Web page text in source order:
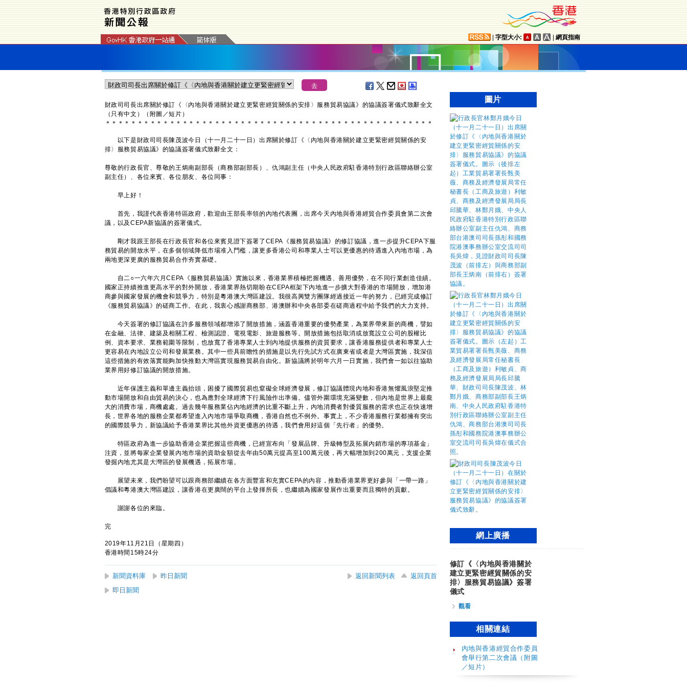
字型大小: 網頁指南
財政司司長出席關於修訂《〈內地與香港關於建立更緊密經貿關係的安排〉服務貿易協議》的協議簽署儀式致辭全文
（只有中文）（附圖／短片）
＊ ＊ ＊ ＊ ＊ ＊ ＊ ＊ ＊ ＊ ＊ ＊ ＊ ＊ ＊ ＊ ＊ ＊ ＊ ＊ ＊ ＊ ＊ ＊ ＊ ＊ ＊ ＊ ＊ ＊ ＊ ＊ ＊ ＊ ＊ ＊ ＊ ＊ ＊ ＊ ＊ ＊ ＊ ＊ ＊ ＊ ＊ ＊ ＊ ＊ ＊
以下是財政司司長陳茂波今日（十一月二十一日）出席關於修訂《〈內地與香港關於建立更緊密經貿關係的安
排〉服務貿易協議》的協議簽署儀式致辭全文：
尊敬的行政長官、尊敬的王炳南副部長（商務部副部長）、仇鴻副主任（中央人民政府駐香港特別行政區聯絡辦公室
副主任）、各位來賓、各位朋友、各位同事：
早上好！
首先，我謹代表香港特區政府，歡迎由王部長率領的內地代表團，出席今天內地與香港經貿合作委員會第二次會
議，以及CEPA新協議的簽署儀式。
剛才我跟王部長在行政長官和各位來賓見證下簽署了CEPA《服務貿易協議》的修訂協議，進一步提升CEPA下服
務貿易的開放水平，在多個領域降低市場准入門檻，讓更多香港公司和專業人士可以更優惠的待遇進入內地市場，為
兩地更深更廣的服務貿易合作夯實基礎。
自二○一六年六月CEPA《服務貿易協議》實施以來，香港業界積極把握機遇、善用優勢，在不同行業創造佳績。
國家正持續推進更高水平的對外開放，香港業界熱切期盼在CEPA框架下內地進一步擴大對香港的市場開放，增加港
商參與國家發展的機會和競爭力，特別是粵港澳大灣區建設。我很高興雙方團隊經過接近一年的努力，已經完成修訂
《服務貿易協議》的磋商工作。在此，我衷心感謝商務部、港澳辦和中央各部委在磋商過程中給予我們的大力支持。
今天簽署的修訂協議在許多服務領域都增添了開放措施，涵蓋香港重要的優勢產業，為業界帶來新的商機，譬如
在金融、法律、建築及相關工程、檢測認證、電視電影、旅遊服務等。開放措施包括取消或放寬設立公司的股權比
例、資本要求、業務範圍等限制，也放寬了香港專業人士到內地提供服務的資質要求，讓香港服務提供者和專業人士
更容易在內地設立公司和發展業務。其中一些具前瞻性的措施是以先行先試方式在廣東省或者是大灣區實施，我深信
這些措施的有效落實能夠加快推動大灣區實現服務貿易自由化。新協議將於明年六月一日實施，我們會一如以往協助
業界用好修訂協議的開放措施。
近年保護主義和單邊主義抬頭，困擾了國際貿易也窒礙全球經濟發展，修訂協議體現內地和香港無懼風浪堅定推
動市場開放和自由貿易的決心，也為應對全球經濟下行風險作出準備。儘管外圍環境充滿變數，但內地是世界上最龐
大的消費市場，商機處處。過去幾年服務業佔內地經濟的比重不斷上升，內地消費者對優質服務的需求也正在快速增
長，世界各地的服務企業都希望進入內地市場爭取商機，香港自然也不例外。事實上，不少香港服務行業都擁有突出
的國際競爭力，新協議給予香港業界比其他外資更優惠的待遇，我們會用好這個「先行者」的優勢。
特區政府為進一步協助香港企業把握這些商機，已經宣布向「發展品牌、升級轉型及拓展內銷市場的專項基金」
注資，並將每家企業發展內地市場的資助金額從去年由50萬元提高至100萬元後，再大幅增加到200萬元，支援企業
發掘內地尤其是大灣區的發展機遇，拓展市場。
展望未來，我們盼望可以跟商務部繼續在各方面豐富和充實CEPA的內容，推動香港業界更好參與「一帶一路」
倡議和粵港澳大灣區建設，讓香港在更廣闊的平台上發揮所長，也繼續為國家發展作出重要而且獨特的貢獻。
謝謝各位的來臨。
完
2019年11月21日（星期四）
香港時間15時24分
新聞資料庫 昨日新聞 返回新聞列表
返回頁首
即日新聞
圖片
網上廣播
修訂《〈內地與香港關於
建立更緊密經貿關係的安
排〉服務貿易協議》簽署
儀式
觀看
相關連結
內地與香港經貿合作委員
會舉行第二次會議（附圖
／短片）